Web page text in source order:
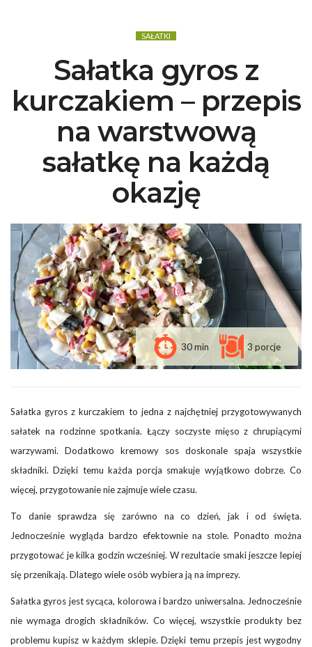
SAŁATKI
Sałatka gyros z
kurczakiem – przepis
na warstwową
sałatkę na każdą
okazję
Sałatka gyros z kurczakiem to jedna z najchętniej przygotowywanych
sałatek na rodzinne spotkania. Łączy soczyste mięso z chrupiącymi
warzywami. Dodatkowo kremowy sos doskonale spaja wszystkie
składniki. Dzięki temu każda porcja smakuje wyjątkowo dobrze. Co
więcej, przygotowanie nie zajmuje wiele czasu.
To danie sprawdza się zarówno na co dzień, jak i od święta.
Jednocześnie wygląda bardzo efektownie na stole. Ponadto można
przygotować je kilka godzin wcześniej. W rezultacie smaki jeszcze lepiej
się przenikają. Dlatego wiele osób wybiera ją na imprezy.
Sałatka gyros jest sycąca, kolorowa i bardzo uniwersalna. Jednocześnie
nie wymaga drogich składników. Co więcej, wszystkie produkty bez
problemu kupisz w każdym sklepie. Dzięki temu przepis jest wygodny
30 min 3 porcje